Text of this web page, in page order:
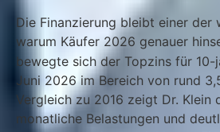
Die Finanzierung bleibt einer der
warum Käufer 2026 genauer
bewegte sich der Topzins für 10-
Juni 2026 im Bereich von rund
Vergleich zu 2016 zeigt Dr. Klein
monatliche Belastungen und